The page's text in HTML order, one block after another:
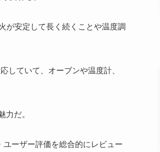
が安定して長く続くことや温度調
していて、オーブンや温度計、
力だ。
ーザー評価を総合的にレビュー